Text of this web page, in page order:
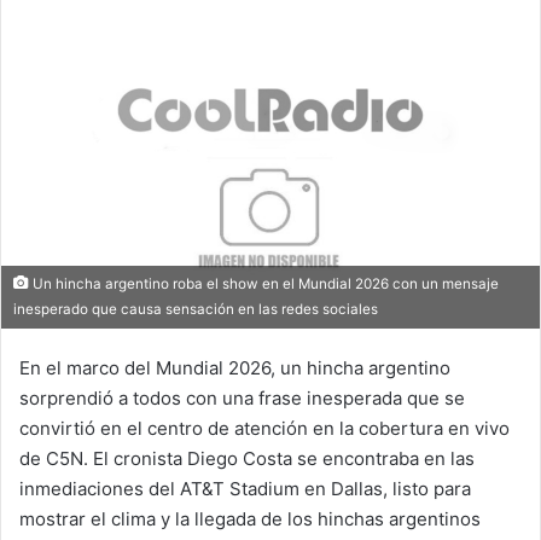
Un hincha argentino roba el show en el Mundial 2026 con un mensaje
inesperado que causa sensación en las redes sociales
En el marco del Mundial 2026, un hincha argentino
sorprendió a todos con una frase inesperada que se
convirtió en el centro de atención en la cobertura en vivo
de C5N. El cronista Diego Costa se encontraba en las
inmediaciones del AT&T Stadium en Dallas, listo para
mostrar el clima y la llegada de los hinchas argentinos